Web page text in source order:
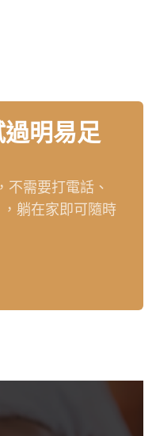
明易足
不需要打電話、
躺在家即可隨時